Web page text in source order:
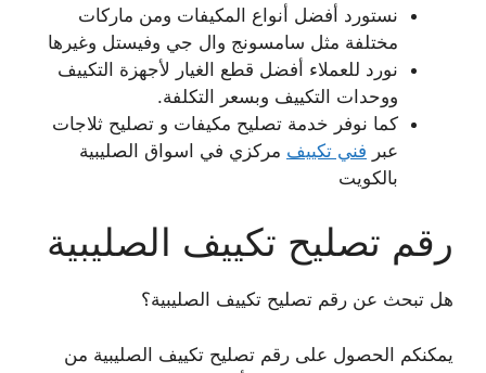
نستورد أفضل أنواع المكيفات ومن ماركات
مختلفة مثل سامسونج وال جي وفيستل وغيرها
نورد للعملاء أفضل قطع الغيار لأجهزة التكييف
ووحدات التكييف وبسعر التكلفة.
كما نوفر خدمة تصليح مكيفات و تصليح ثلاجات
عبر فني تكييف مركزي في اسواق الصليبية
بالكويت
رقم تصليح تكييف الصليبية
هل تبحث عن رقم تصليح تكييف الصليبية؟
يمكنكم الحصول على رقم تصليح تكييف الصليبية من